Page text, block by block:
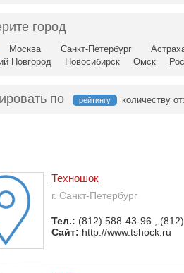
город
Москва Санкт-Петербург
Новгород
Новосибирск Омск
по рейтингу количеству
Техношок
г. Санкт-Петербург
Тел.: (812) 588-43-96 ,
Сайт: http://www.tshock.ru